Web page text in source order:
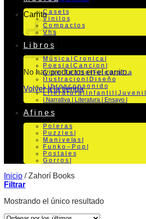
Carrito
No hay productos en el carrito.
Volver a la tienda
C a s e t s
V i n i l o s
C o m p a c t o s
V h s
L i b r o s
M ú s i c a | C r o n i c a |
P o e s i a | C a n c i o n |
C i n e | T e a t r o | Fo t o g r a f i a
I l u s t r a c i o n | D i s e ñ o
L i b r o s c o n s o n i d o
L i t e r a t u r a | I n f a n t i l | J u v e n i l |
| Narrativa | Literatura | Ensayo |
A f i n e s
P o l e r a s
P u z z l e s |
M a n i v e la s |
F u n k o – P o p |
P o s t a l e s
G o r r o s |
Inicio /Zahorí Books
Filtrar
Mostrando el único resultado